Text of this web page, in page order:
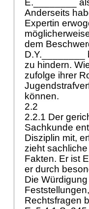
E.________
Anderseits
Expertin
dem
D.Y.________
zu hindern.
zufolge ihrer
können.
2.2
2.2.1 Der
Sachkunde
Disziplin mit,
zieht
Fakten. Er ist
er durch
Die
Rechtsfragen